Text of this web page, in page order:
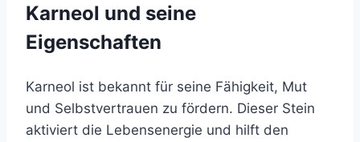
Karneol und seine
Eigenschaften
Karneol ist bekannt für seine Fähigkeit, Mut
und Selbstvertrauen zu fördern. Dieser Stein
aktiviert die Lebensenergie und hilft den